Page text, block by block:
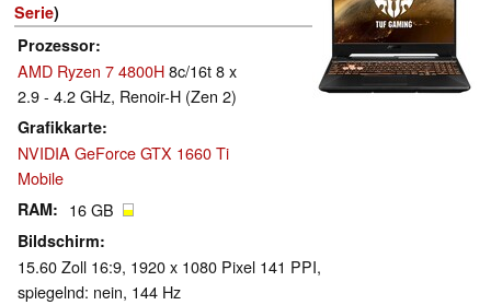
Serie)
Prozessor
AMD Ryzen 7 4800H8c/16t 8 x
2.9 - 4.2 GHz, Renoir-H (Zen 2)
Grafikkarte
NVIDIA GeForce GTX 1660 Ti
Mobile
RAM 16 GB
Bildschirm
15.60 Zoll 16:9, 1920 x 1080 Pixel 141 PPI,
spiegelnd: nein, 144 Hz